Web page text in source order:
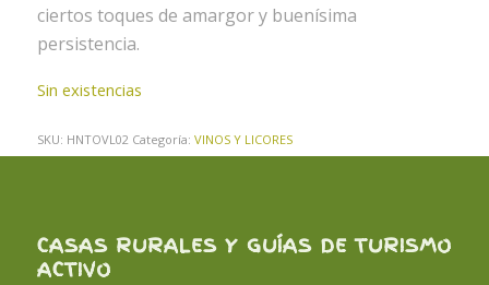
ciertos toques de amargor y buenísima
persistencia.
Sin existencias
SKU: HNTOVL02 Categoría: VINOS Y LICORES
CASAS RURALES Y GUÍAS DE TURISMO
ACTIVO